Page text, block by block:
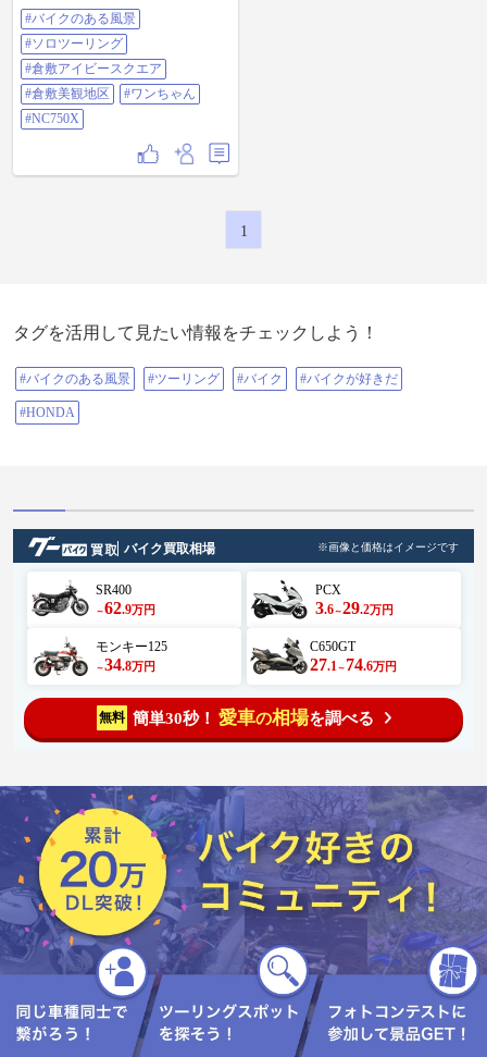
し、今は、ホテル・文化施設にな
ってます。カップルが沢山👍 近く
にワンちゃん盛り沢山のお店？が
ありました🤗 #バイクのある風景 #
ソロツーリング #倉敷アイビースク
エア #倉敷美観地区 #ワンちゃん
#nc750x
#バイクのある風景
#ソロツーリング
#倉敷アイビースクエア
#倉敷美観地区
#ワンちゃん
#NC750X
1
タグを活用して見たい情報をチェックしよう！
#バイクのある風景 #ツーリング #バイク #バイクが好きだ
#HONDA
バイク買取相場 ※画像と価格はイメージです
SR400
～62.9万円
PCX
3.6～29.2万円
モンキー125
～34.8万円
C650GT
27.1 ～ 74.6万円
無料 簡単30秒！ 愛車の相場を調べる